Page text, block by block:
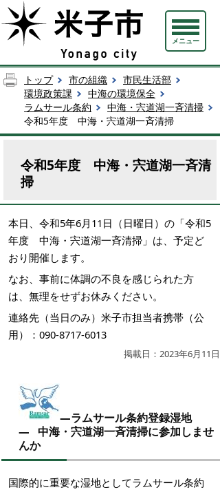
メニュー
トップ 市の組織
市民生活部
環境政策課
中海の環境保全
ラムサール条約
中海・宍道湖一斉清掃
令和5年度 中海・宍道湖一斉清掃
令和5年度 中海・宍道湖一斉清
掃
本日、令和5年6月11日（日曜日）の「令和5
年度 中海・宍道湖一斉清掃」は、予定ど
おり開催します。
なお、事前に体調の不良を感じられた方
は、無理をせずお休みください。
連絡先（当日のみ）米子市担当者携帯（公
用）：090-8717-6013
掲載日：2023年6月11日
―ラムサール条約登録湿地
― 中海・宍道湖一斉清掃に参加しませ
んか
国際的に重要な湿地としてラムサール条約